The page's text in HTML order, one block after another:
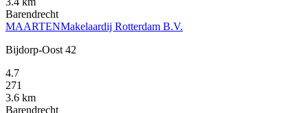
Barendrecht
MAARTENMakelaardij Rotterdam B.V.
Bijdorp-Oost 42
4.7
271
3.6 km
Barendrecht